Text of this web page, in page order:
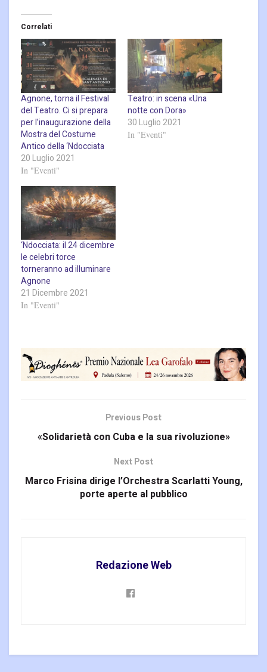
Correlati
Agnone, torna il Festival
del Teatro. Ci si prepara
per l’inaugurazione della
Mostra del Costume
Antico della ‘Ndocciata
20 Luglio 2021
In "Eventi"
Teatro: in scena «Una
notte con Dora»
30 Luglio 2021
In "Eventi"
‘Ndocciata: il 24 dicembre
le celebri torce
torneranno ad illuminare
Agnone
21 Dicembre 2021
In "Eventi"
Previous Post
«Solidarietà con Cuba e la sua rivoluzione»
Next Post
Marco Frisina dirige l’Orchestra Scarlatti Young,
porte aperte al pubblico
Redazione Web